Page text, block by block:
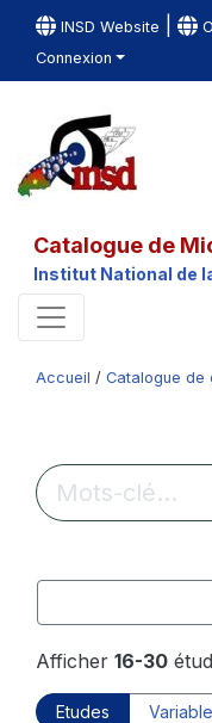
INSD Website
Connexion
Catalogue de
Institut National de
Accueil / Catalogue de
Afficher 16-30
Etudes